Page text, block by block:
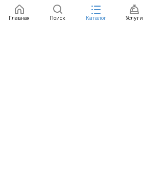
Главная Поиск Каталог Услуги